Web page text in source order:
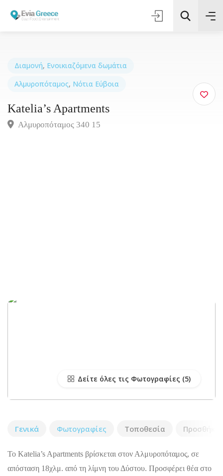
Τοποθεσία
Όλες οι Κατηγορίες
Διαμονή, Ενοικιαζόμενα δωμάτια
Αλμυροπόταμος, Νότια Εύβοια
Katelia’s Apartments
Αλμυροπόταμος 340 15
Δείτε όλες τις Φωτογραφίες
Γενικά Φωτογραφίες Τοποθεσία Προσθήκη
Το Katelia’s Apartments βρίσκεται στον Αλμυροπόταμος, σε
απόσταση 18χλμ. από τη λίμνη του Δύστου. Προσφέρει θέα στο